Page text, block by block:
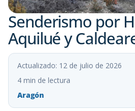
Senderismo por
Aquilué y
Actualizado: 12 de julio de 2026
4 min de lectura
Aragón